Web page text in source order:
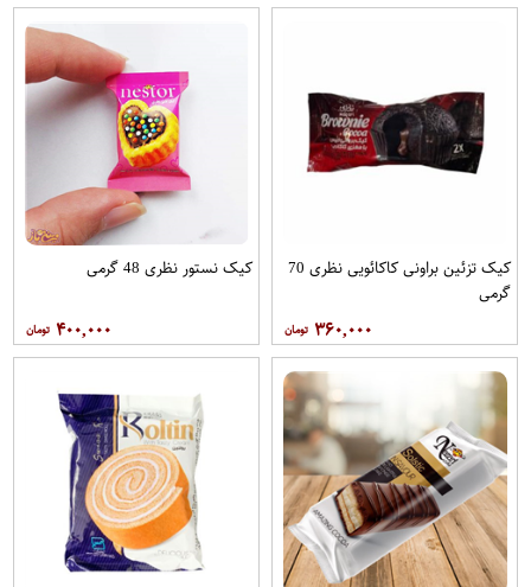
کیک تزئین براونی کاکائویی نظری 70
گرمی
۳۶۰,۰۰۰
کیک نستور نظری 48 گرمی
۴۰۰,۰۰۰